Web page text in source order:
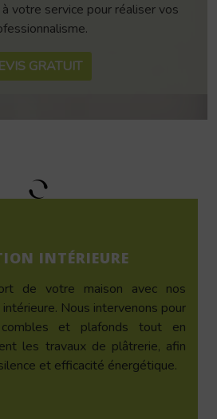
votre service pour réaliser vos
GRATUIT
INTÉRIEURE
de votre maison avec nos
Nous intervenons pour
et plafonds tout en
les travaux de plâtrerie, afin
et efficacité énergétique.